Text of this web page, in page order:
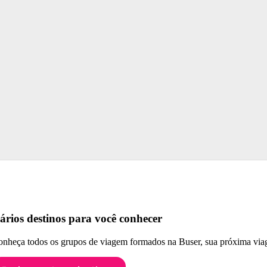
destinos para você conhecer
todos os grupos de viagem formados na Buser, sua próxima